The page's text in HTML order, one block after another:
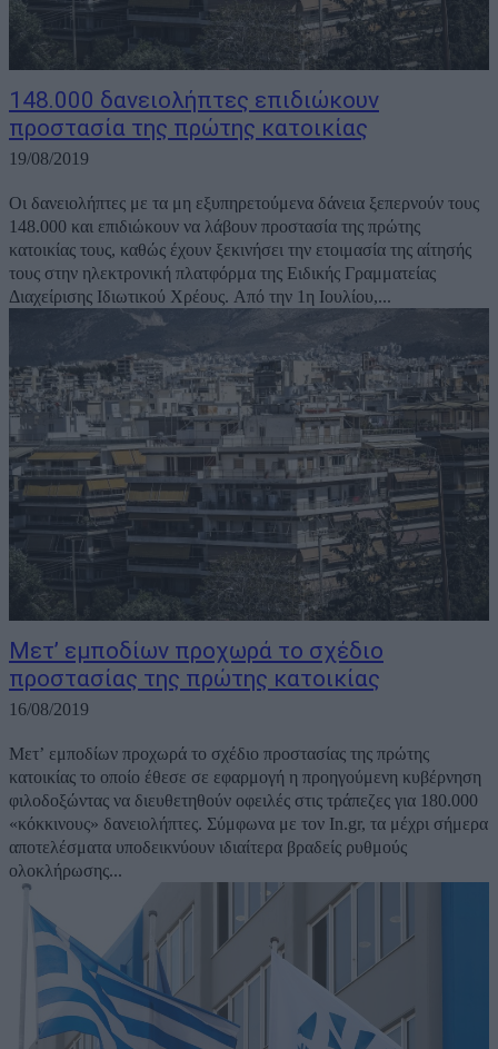
148.000 δανειολήπτες επιδιώκουν
προστασία της πρώτης κατοικίας
19/08/2019
Oι δανειολήπτες με τα μη εξυπηρετούμενα δάνεια ξεπερνούν τους
148.000 και επιδιώκουν να λάβουν προστασία της πρώτης
κατοικίας τους, καθώς έχουν ξεκινήσει την ετοιμασία της αίτησής
τους στην ηλεκτρονική πλατφόρμα της Ειδικής Γραμματείας
Διαχείρισης Ιδιωτικού Χρέους. Από την 1η Ιουλίου,...
Μετ’ εμποδίων προχωρά το σχέδιο
προστασίας της πρώτης κατοικίας
16/08/2019
Μετ’ εμποδίων προχωρά το σχέδιο προστασίας της πρώτης
κατοικίας το οποίο έθεσε σε εφαρμογή η προηγούμενη κυβέρνηση
φιλοδοξώντας να διευθετηθούν οφειλές στις τράπεζες για 180.000
«κόκκινους» δανειολήπτες. Σύμφωνα με τον In.gr, τα μέχρι σήμερα
αποτελέσματα υποδεικνύουν ιδιαίτερα βραδείς ρυθμούς
ολοκλήρωσης...